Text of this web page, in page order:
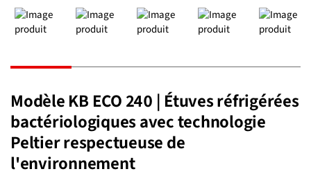
Modèle KB ECO 240 | Étuves réfrigérées
bactériologiques avec technologie
Peltier respectueuse de
l'environnement